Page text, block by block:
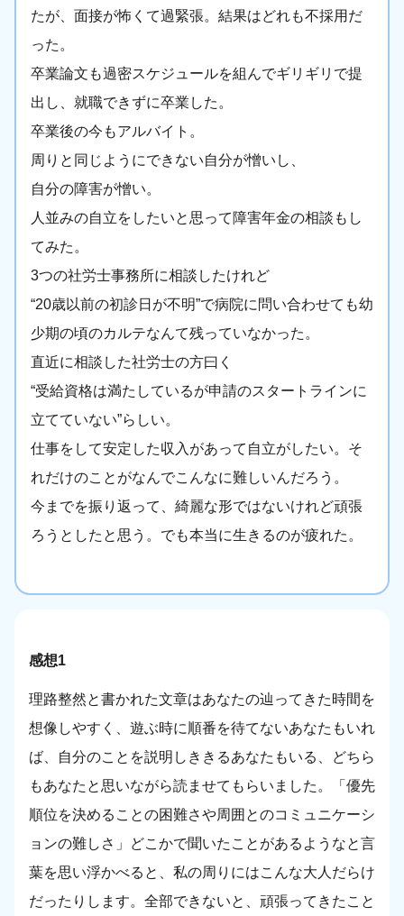
たが、面接が怖くて過緊張。結果はどれも不採用だ
った。
卒業論文も過密スケジュールを組んでギリギリで提
出し、就職できずに卒業した。
卒業後の今もアルバイト。
周りと同じようにできない自分が憎いし、
自分の障害が憎い。
人並みの自立をしたいと思って障害年金の相談もし
てみた。
3つの社労士事務所に相談したけれど
“20歳以前の初診日が不明”で病院に問い合わせても幼
少期の頃のカルテなんて残っていなかった。
直近に相談した社労士の方曰く
“受給資格は満たしているが申請のスタートラインに
立てていない”らしい。
仕事をして安定した収入があって自立がしたい。そ
れだけのことがなんでこんなに難しいんだろう。
今までを振り返って、綺麗な形ではないけれど頑張
ろうとしたと思う。でも本当に生きるのが疲れた。
感想1
理路整然と書かれた文章はあなたの辿ってきた時間を
想像しやすく、遊ぶ時に順番を待てないあなたもいれ
ば、自分のことを説明しききるあなたもいる、どちら
もあなたと思いながら読ませてもらいました。「優先
順位を決めることの困難さや周囲とのコミュニケーシ
ョンの難しさ」どこかで聞いたことがあるようなと言
葉を思い浮かべると、私の周りにはこんな大人だらけ
だったりします。全部できないと、頑張ってきたこと